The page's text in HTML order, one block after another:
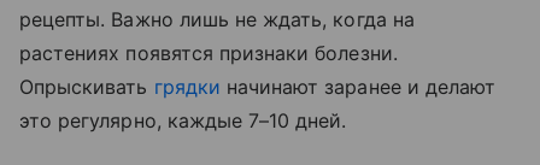
рецепты. Важно лишь не ждать, когда на
растениях появятся признаки болезни.
Опрыскивать грядки начинают заранее и делают
это регулярно, каждые 7–10 дней.